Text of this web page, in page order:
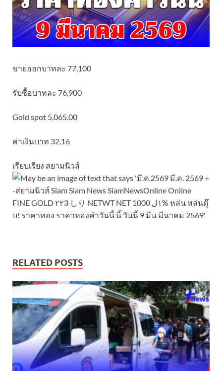
ขายออกบาทละ 77,100
รับซื้อบาทละ 76,900
Gold spot 5,065.00
ค่าเงินบาท 32.16
เรียบเรียง สยามนิวส์
RELATED POSTS